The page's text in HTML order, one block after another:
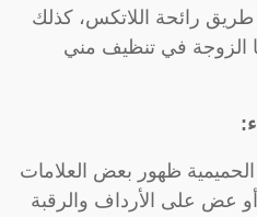
رائحة اللاتكس، كذلك
الزوجة في تنظيف مني
ظهور بعض العلامات
عض على الأرداف والرقبة